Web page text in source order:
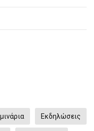
Eκδηλώσεις